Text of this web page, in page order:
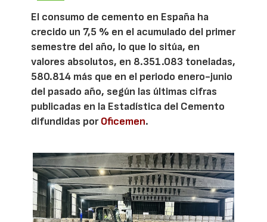
El consumo de cemento en España ha
crecido un 7,5 % en el acumulado del primer
semestre del año, lo que lo sitúa, en
valores absolutos, en 8.351.083 toneladas,
580.814 más que en el periodo enero-junio
del pasado año, según las últimas cifras
publicadas en la Estadística del Cemento
difundidas porOficemen.